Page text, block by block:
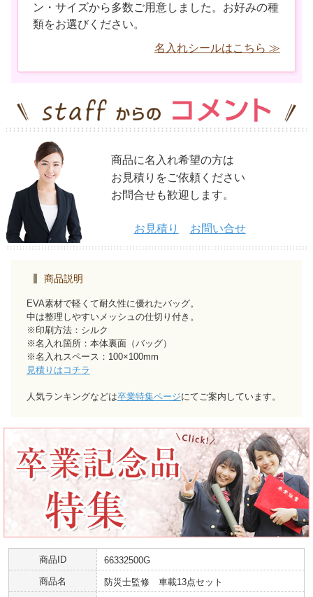
ン・サイズから多数ご用意しました。お好みの種
類をお選びください。
名入れシールはこちら ≫
商品に名入れ希望の方は
お見積りをご依頼ください
お問合せも歓迎します。
お見積り お問い合せ
商品説明
EVA素材で軽くて耐久性に優れたバッグ。
中は整理しやすいメッシュの仕切り付き。
※印刷方法：シルク
※名入れ箇所：本体裏面（バッグ）
※名入れスペース：100×100mm
見積りはコチラ
人気ランキングなどは卒業特集ページにてご案内しています。
商品ID
66332500G
商品名
防災士監修 車載13点セット